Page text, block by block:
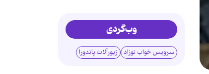
وب‌گردی
سرویس خواب نوزاد زیورآلات پاندورا